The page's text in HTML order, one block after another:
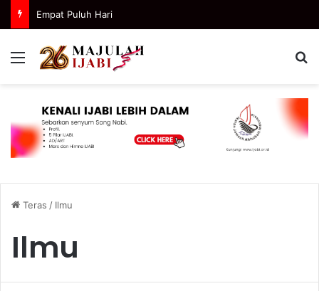
Empat Puluh Hari
Menu
Teras / Ilmu
Ilmu